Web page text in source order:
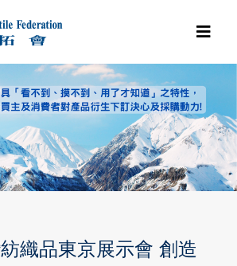
織品東京展示會 創造